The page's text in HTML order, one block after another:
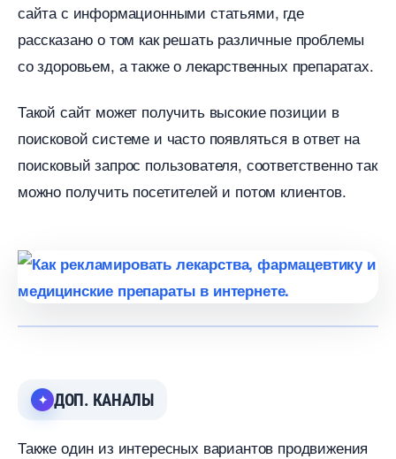
сайта с информационными статьями, где
рассказано о том как решать различные проблемы
со здоровьем, а также о лекарственных препаратах.
Такой сайт может получить высокие позиции
поисковой системе и часто появляться в ответ на
поисковый запрос пользователя, соответственно так
можно получить посетителей и потом клиентов.
ДОП. КАНАЛЫ
Также один из интересных вариантов продвижения